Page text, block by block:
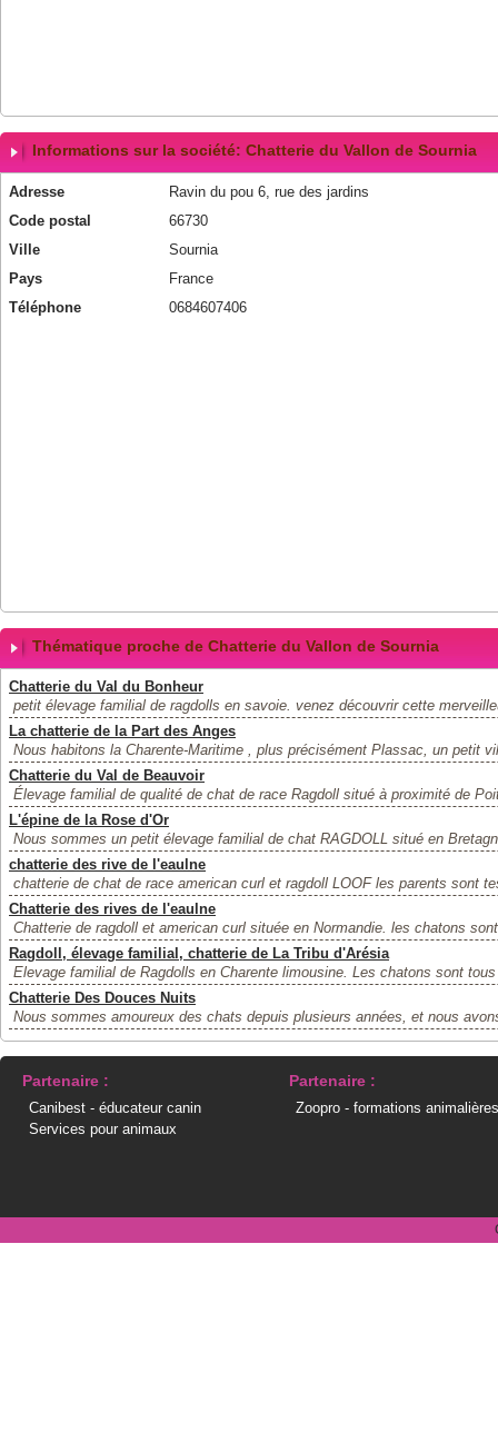
Informations sur la société: Chatterie du Vallon de Sournia
Adresse
Ravin du pou 6, rue des jardins
Code postal
66730
Ville
Sournia
Pays
France
Téléphone
0684607406
Thématique proche de Chatterie du Vallon de Sournia
Chatterie du Val du Bonheur
petit élevage familial de ragdolls en savoie. venez découvrir cette
La chatterie de la Part des Anges
Nous habitons la Charente-Maritime , plus précisément Plassac, un petit
Chatterie du Val de Beauvoir
Élevage familial de qualité de chat de race Ragdoll situé à proximité de
L'épine de la Rose d'Or
Nous sommes un petit élevage familial de chat RAGDOLL situé en
chatterie des rive de l'eaulne
chatterie de chat de race american curl et ragdoll LOOF les parents sont
Chatterie des rives de l'eaulne
Chatterie de ragdoll et american curl située en Normandie. les chatons
Ragdoll, élevage familial, chatterie de La Tribu d'Arésia
Elevage familial de Ragdolls en Charente limousine. Les chatons sont
Chatterie Des Douces Nuits
Nous sommes amoureux des chats depuis plusieurs années, et nous
Partenaire :
Canibest - éducateur canin
Services pour animaux
Partenaire :
Zoopro - formations animalières